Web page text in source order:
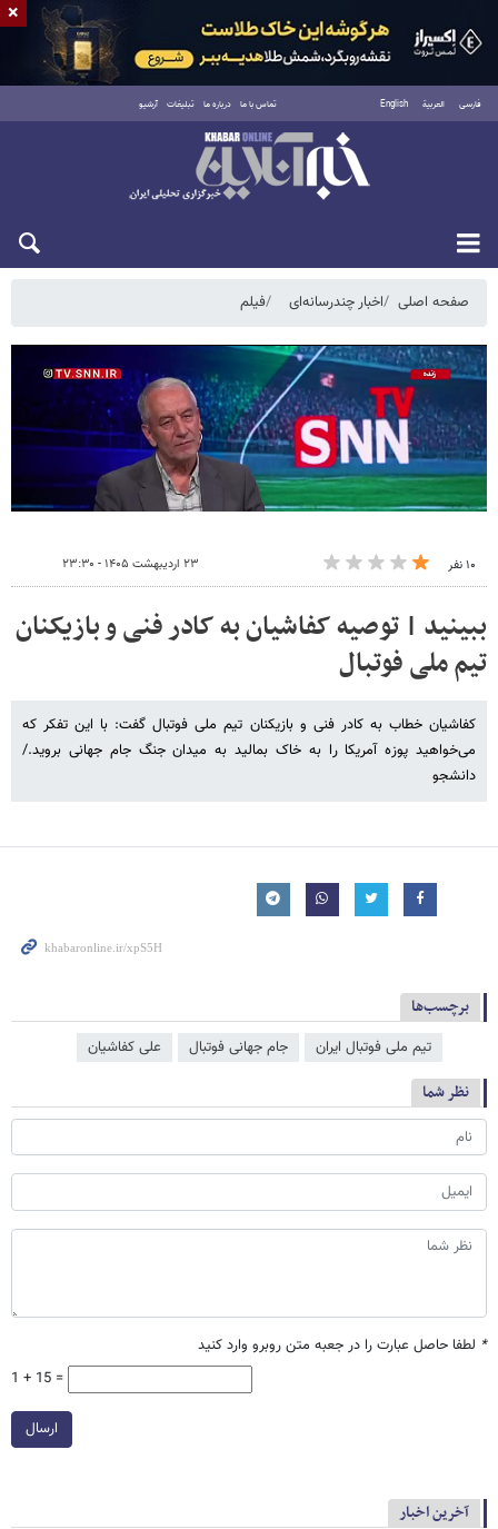
فارسی العربية English تماس با ما درباره ما تبلیغات آرشیو
شنبه ۱۷ مرداد ۱۴۰۵
صفحه اصلی اخبار چندرسانه‌ای فیلم
۱۰ نفر ۲۳ اردیبهشت ۱۴۰۵ - ۲۳:۳۰
ببینید | توصیه کفاشیان به کادر فنی و بازیکنان
تیم ملی فوتبال
کفاشیان خطاب به کادر فنی و بازیکنان تیم ملی فوتبال گفت: با این تفکر که
می‌خواهید پوزه آمریکا را به خاک بمالید به میدان جنگ جام جهانی بروید./
دانشجو
برچسب‌ها
تیم ملی فوتبال ایران جام جهانی فوتبال علی کفاشیان
نظر شما
* لطفا حاصل عبارت را در جعبه متن روبرو وارد کنید
1 + 15 =
ارسال
آخرین اخبار
×